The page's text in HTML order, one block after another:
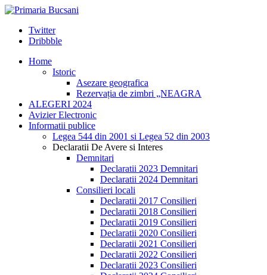
Twitter
Dribbble
Home
Istoric
Asezare geografica
Rezervația de zimbri „NEAGRA
ALEGERI 2024
Avizier Electronic
Informatii publice
Legea 544 din 2001 si Legea 52 din 2003
Declaratii De Avere si Interes
Demnitari
Declaratii 2023 Demnitari
Declaratii 2024 Demnitari
Consilieri locali
Declaratii 2017 Consilieri
Declaratii 2018 Consilieri
Declaratii 2019 Consilieri
Declaratii 2020 Consilieri
Declaratii 2021 Consilieri
Declaratii 2022 Consilieri
Declaratii 2023 Consilieri